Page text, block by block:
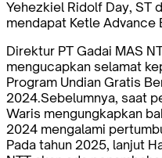
Yehezkiel Ridolf Day, ST
mendapat Ketle Advance
Direktur PT Gadai MAS
mengucapkan selamat
Program Undian Gratis
2024.Sebelumnya, saat
Waris mengungkapkan
2024 mengalami
Pada tahun 2025, lanjut